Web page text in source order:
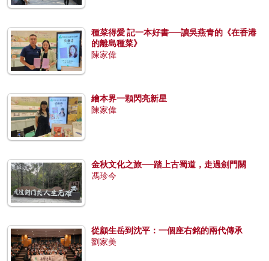
種菜得愛 記一本好書──讀吳燕青的《在香港
的離島種菜》
陳家偉
繪本界一顆閃亮新星
陳家偉
金秋文化之旅──踏上古蜀道，走過劍門關
馮珍今
從顧生岳到沈平：一個座右銘的兩代傳承
劉家美